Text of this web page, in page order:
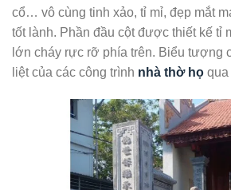
cổ… vô cùng tinh xảo, tỉ mỉ, đẹp mắt
tốt lành. Phần đầu cột được thiết kế tỉ
lớn cháy rực rỡ phía trên. Biểu tượng
liệt của các công trình nhà thờ họ